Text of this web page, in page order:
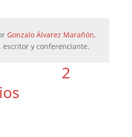
Gonzalo Álvarez Marañón,
escritor y conferenciante.
2